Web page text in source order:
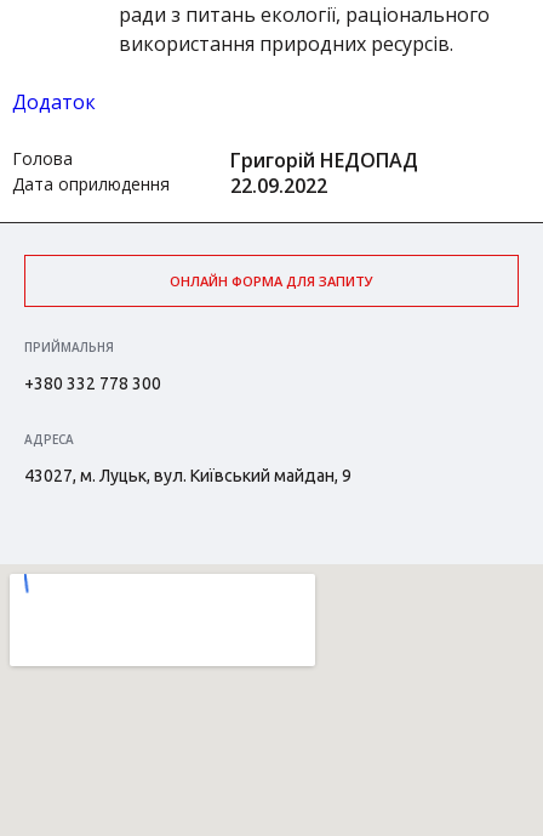
ради з питань екології, раціонального
використання природних ресурсів.
Додаток
Голова Григорій НЕДОПАД
Дата оприлюдення 22.09.2022
ОНЛАЙН ФОРМА ДЛЯ ЗАПИТУ
ПРИЙМАЛЬНЯ
+380 332 778 300
АДРЕСА
43027, м. Луцьк, вул. Київський майдан, 9